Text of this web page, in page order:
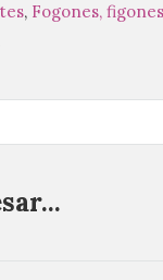
, Fogones,